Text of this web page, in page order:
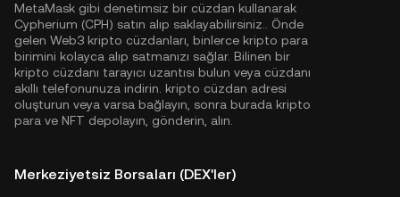
MetaMask gibi denetimsiz bir cüzdan kullanarak
Cypherium (CPH) satın alıp saklayabilirsiniz.. Önde
gelen Web3 kripto cüzdanları, binlerce kripto para
birimini kolayca alıp satmanızı sağlar. Bilinen bir
kripto cüzdanı tarayıcı uzantısı bulun veya cüzdanı
akıllı telefonunuza indirin. kripto cüzdan adresi
oluşturun veya varsa bağlayın, sonra burada kripto
para ve NFT depolayın, gönderin, alın.
Merkeziyetsiz Borsaları (DEX'ler)